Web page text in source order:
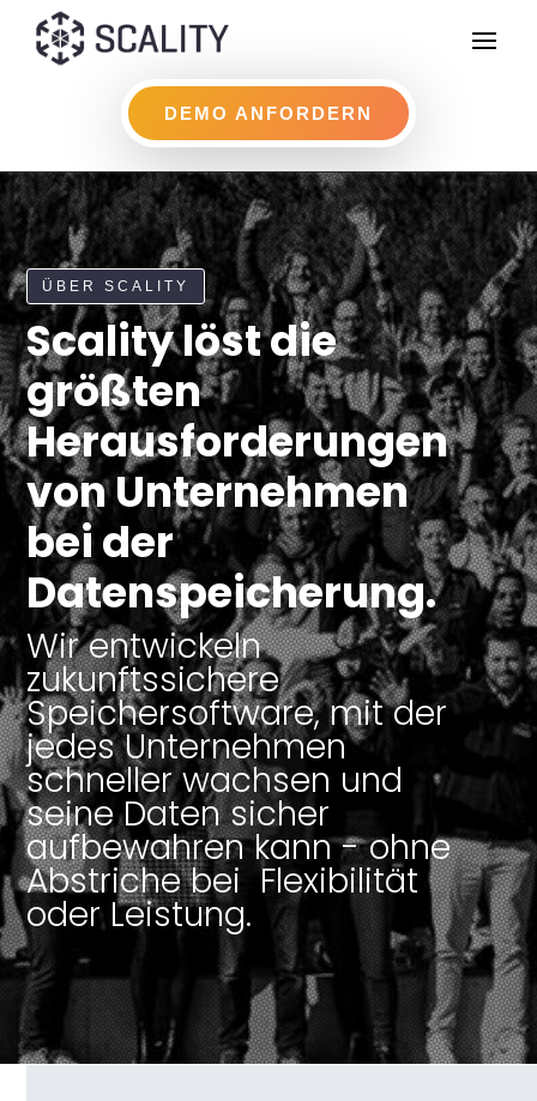
DEMO ANFORDERN
ÜBER SCALITY
Scality löst die
größten
Herausforderungen
von Unternehmen
bei der
Datenspeicherung.
Wir entwickeln
zukunftssichere
Speichersoftware, mit der
jedes Unternehmen
schneller wachsen und
seine Daten sicher
aufbewahren kann - ohne
Abstriche bei Flexibilität
oder Leistung.